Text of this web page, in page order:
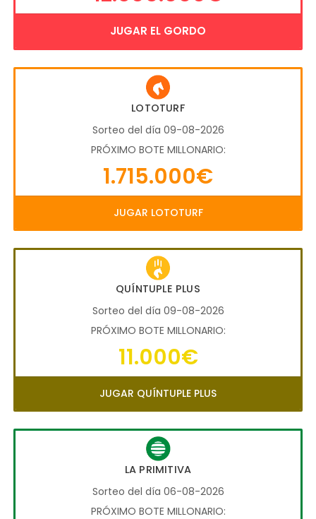
JUGAR EL GORDO
LOTOTURF
Sorteo del día 09-08-2026
PRÓXIMO BOTE MILLONARIO:
1.715.000€
JUGAR LOTOTURF
QUÍNTUPLE PLUS
Sorteo del día 09-08-2026
PRÓXIMO BOTE MILLONARIO:
11.000€
JUGAR QUÍNTUPLE PLUS
LA PRIMITIVA
Sorteo del día 06-08-2026
PRÓXIMO BOTE MILLONARIO: